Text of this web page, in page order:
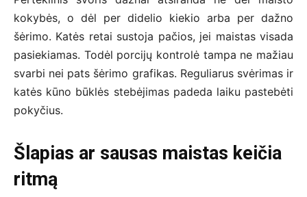
kokybės, o dėl per didelio kiekio arba per dažno
šėrimo. Katės retai sustoja pačios, jei maistas visada
pasiekiamas. Todėl porcijų kontrolė tampa ne mažiau
svarbi nei pats šėrimo grafikas. Reguliarus svėrimas ir
katės kūno būklės stebėjimas padeda laiku pastebėti
pokyčius.
Šlapias ar sausas maistas keičia
ritmą